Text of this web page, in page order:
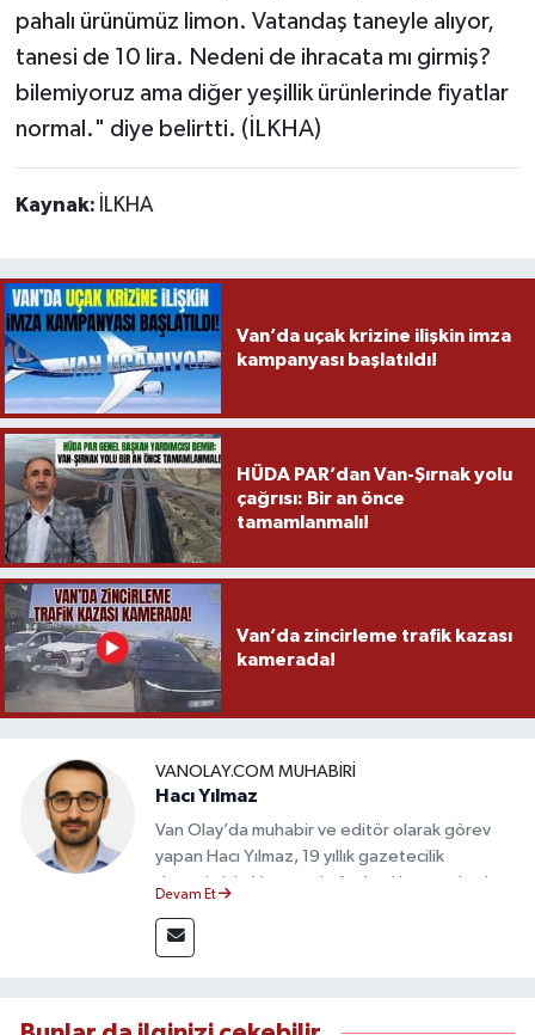
pahalı ürünümüz limon. Vatandaş taneyle alıyor,
tanesi de 10 lira. Nedeni de ihracata mı girmiş?
bilemiyoruz ama diğer yeşillik ürünlerinde fiyatlar
normal." diye belirtti. (İLKHA)
Kaynak: İLKHA
Van’da uçak krizine ilişkin imza
kampanyası başlatıldı!
HÜDA PAR’dan Van-Şırnak yolu
çağrısı: Bir an önce
tamamlanmalı!
Van’da zincirleme trafik kazası
kamerada!
VANOLAY.COM MUHABIRI
Hacı Yılmaz
Van Olay’da muhabir ve editör olarak görev
yapan Hacı Yılmaz, 19 yıllık gazetecilik
deneyimiyle Van yerel gündemi başta olmak
takip etmektedir. Editoryal sürece katkı sunan
Yılmaz, tarafsızlık, doğruluk ve etik ilkeler
Devam Et